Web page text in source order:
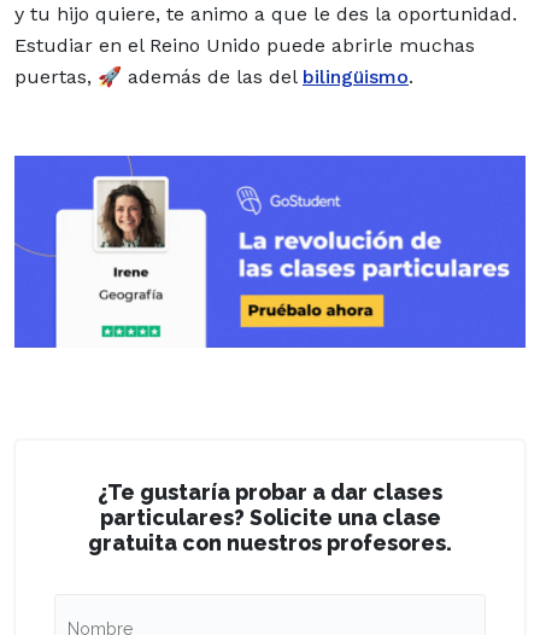
y tu hijo quiere, te animo a que le des la oportunidad.
Estudiar en el Reino Unido puede abrirle muchas
puertas, 🚀 además de las del bilingüismo.
¿Te gustaría probar a dar clases
particulares? Solicite una clase
gratuita con nuestros profesores.